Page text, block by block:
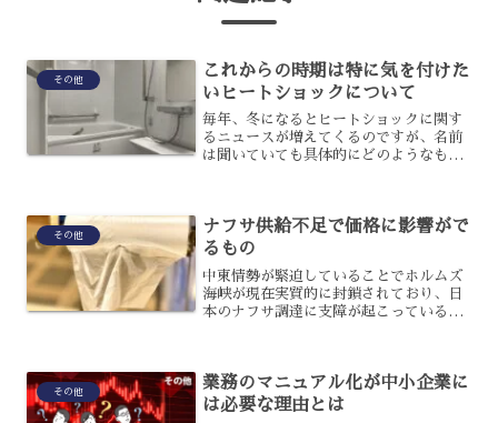
その他
これからの時期は特に気を付けた
いヒートショックについて
毎年、冬になるとヒートショックに関す
るニュースが増えてくるのですが、名前
は聞いていても具体的にどのようなもの
筋梗塞を起こすことなども...
その他
ナフサ供給不足で価格に影響がで
るもの
中東情勢が緊迫していることでホルムズ
海峡が現在実質的に封鎖されており、日
本のナフサ調達に支障が起こっているの
す。具体的に、ナフサ供給不...
その他
業務のマニュアル化が中小企業に
は必要な理由とは